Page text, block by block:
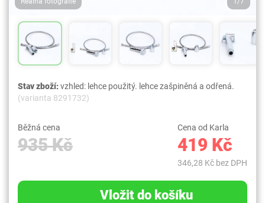
Stav zboží:vzhled: lehce použitý. lehce zašpiněná a odřená.
(varianta 8291732)
Běžná cena
935 Kč
Cena od Karla
419 Kč
346,28 Kč bez DPH
Vložit do košíku